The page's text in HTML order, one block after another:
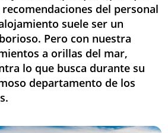
del personal
suele ser un
Pero con nuestra
a orillas del mar,
lo que busca durante su
departamento de los